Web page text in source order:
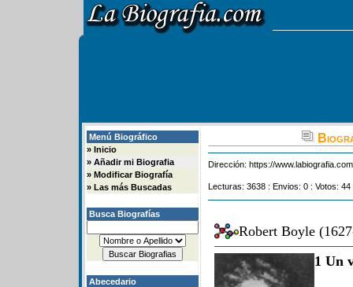
Menú Biográfico
» Inicio
» Añadir mi Biografia
» Modificar Biografía
» Las más Buscadas
Busca Biografías
Abecedario
Dirección: https://
Lecturas: 3638 : Envios: 0 : Votos:
Robert Boyle
1 Un